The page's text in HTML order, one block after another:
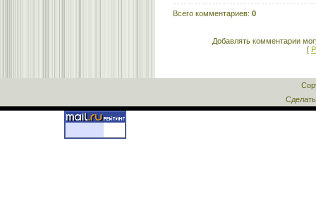
Всего комментариев: 0
Добавлять комментарии
[